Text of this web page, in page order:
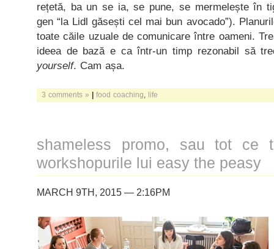
rețetă, ba un se ia, se pune, se mermelește în
gen “la Lidl găsești cel mai bun avocado”).
toate căile uzuale de comunicare între oameni.
ideea de bază e ca într-un timp rezonabil să
yourself. Cam așa.
3 comments » | food coaching life
shameless promo, sau tot ce
workshopurile lui easy the peasy
MARCH 9TH, 2015 — 2:16PM